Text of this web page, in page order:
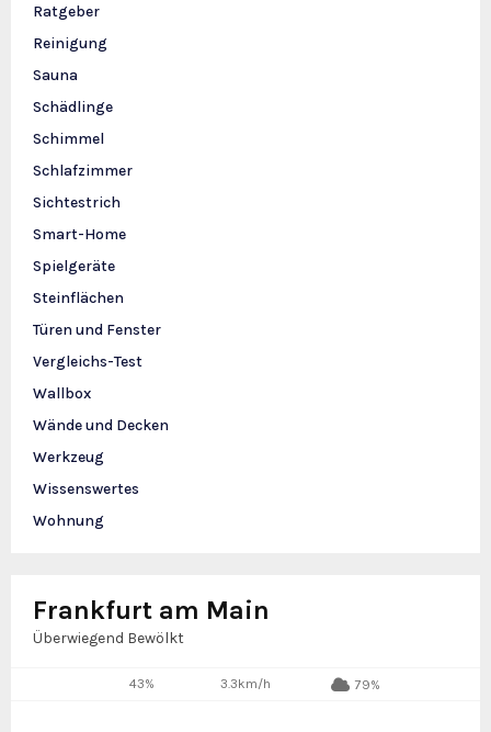
Ratgeber
Reinigung
Sauna
Schädlinge
Schimmel
Schlafzimmer
Sichtestrich
Smart-Home
Spielgeräte
Steinflächen
Türen und Fenster
Vergleichs-Test
Wallbox
Wände und Decken
Werkzeug
Wissenswertes
Wohnung
Frankfurt am Main
Überwiegend Bewölkt
43% 3.3km/h 79%